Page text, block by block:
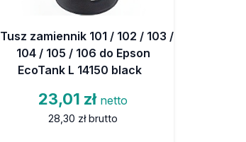
Tusz zamiennik 101 / 102 / 103 /
104 / 105 / 106 do Epson
EcoTank L 14150 black
23,01 zł netto
28,30 zł brutto